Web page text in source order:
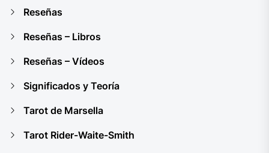
Reseñas
Reseñas – Libros
Reseñas – Vídeos
Significados y Teoría
Tarot de Marsella
Tarot Rider-Waite-Smith